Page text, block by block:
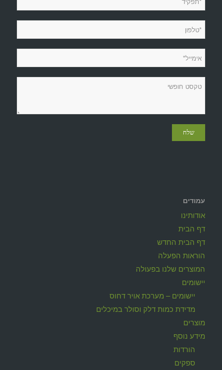
עמודים
אודותינו
דף הבית
דף הבית החדש
הוראות הפעלה
המוצרים שלנו בפעולה
יישומים
יישומים – מערכת אויר דחוס
מדידת כמות דלק וסולר במיכלים
מוצרים
מידע נוסף
הורדות
ספקים